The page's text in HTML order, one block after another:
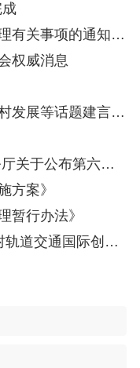
知（银发〔2024〕4号）
权威消息
才科技“双翼”助力乡村振兴
展演汇演活动获奖名单的通知
方案》
暂行办法》
新创业大赛” 项目的通知